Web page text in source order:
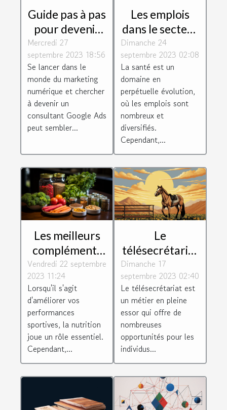
Guide pas à pas
pour devenir
consultant
Google Ads
Mercredi 27
septembre 2023 18:56
Se lancer dans le
monde du marketing
numérique et chercher
à devenir un
consultant Google Ads
peut sembler...
Les emplois
dans le secteur
de la santé :
perspectives et
défis
Dimanche 24
septembre 2023 02:08
La santé est un
domaine en
perpétuelle évolution,
où les emplois sont
nombreux et
diversifiés.
Cependant,...
Les meilleurs
compléments
alimentaires
pour booster
vos
performances
sportives
Vendredi 22 septembre
2023 11:24
Lorsqu'il s'agit
d'améliorer vos
performances
sportives, la nutrition
joue un rôle essentiel.
Cependant,...
Le
télésecrétariat
: un métier
d'avenir
Dimanche 17
septembre 2023 02:40
Le télésecrétariat est
un métier en pleine
essor qui offre de
nombreuses
opportunités pour les
individus...